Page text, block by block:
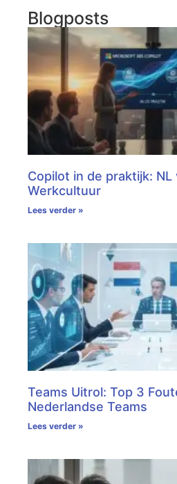
Blogposts
Copilot in de praktijk: NL
Werkcultuur
Lees verder »
Teams Uitrol: Top 3
Nederlandse Teams
Lees verder »